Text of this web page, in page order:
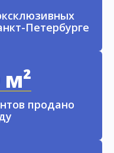
Петербурге
м²
продано